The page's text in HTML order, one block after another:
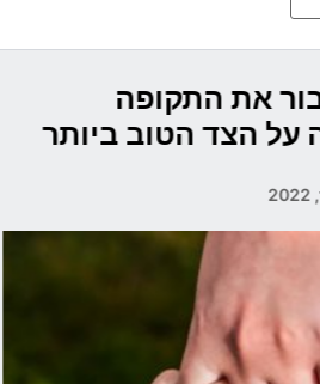
את התקופה
על הצד הטוב ביותר